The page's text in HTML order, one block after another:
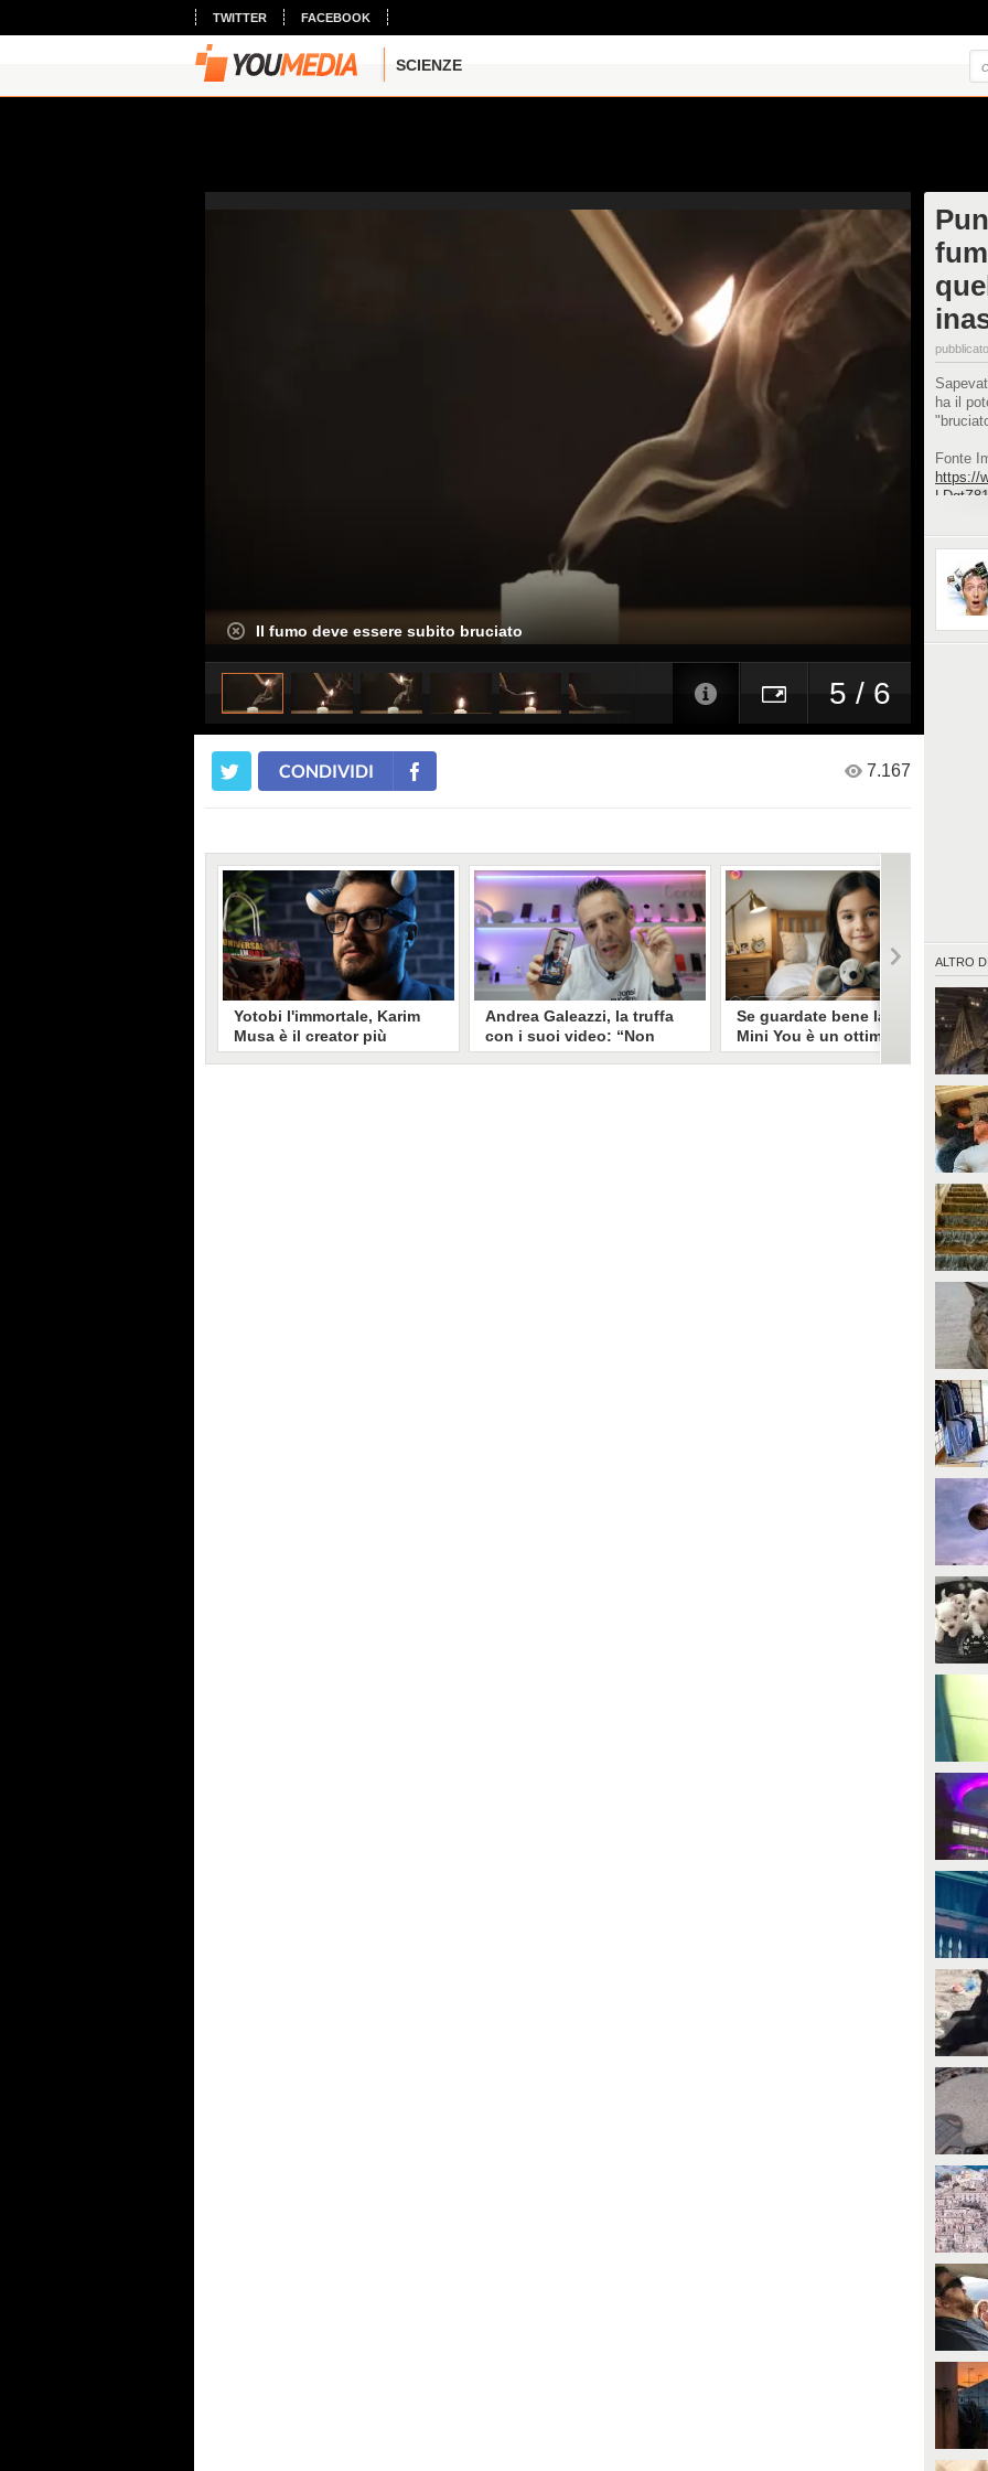
TWITTER FACEBOOK
SCIENZE
Il fumo deve essere subito bruciato
5 / 6
ha il
Fonte
https://
ALTRO DI
CONDIVIDI 7.167
Yotobi l'immortale, Karim
Musa è il creator più
longevo in Italia: il suo
Andrea Galeazzi, la truffa
con i suoi video: “Non
sono io quello. Mi hanno
Se guardate bene la foto
Mini You è un ottimo modo
per regalare i dati
Il nuovo trend su Instagram, Mini
You, in cui si pubblica una foto da
bambini e una attuale, è una vera
generativa. Si stimano 40 milioni
essere "preda" di voraci algoritmi